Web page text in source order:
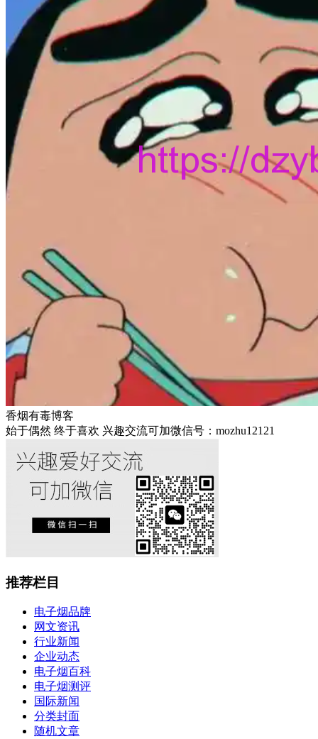
香烟有毒博客
始于偶然 终于喜欢 兴趣交流可加微信号：mozhu12121
推荐栏目
电子烟品牌
网文资讯
行业新闻
企业动态
电子烟百科
电子烟测评
国际新闻
分类封面
随机文章